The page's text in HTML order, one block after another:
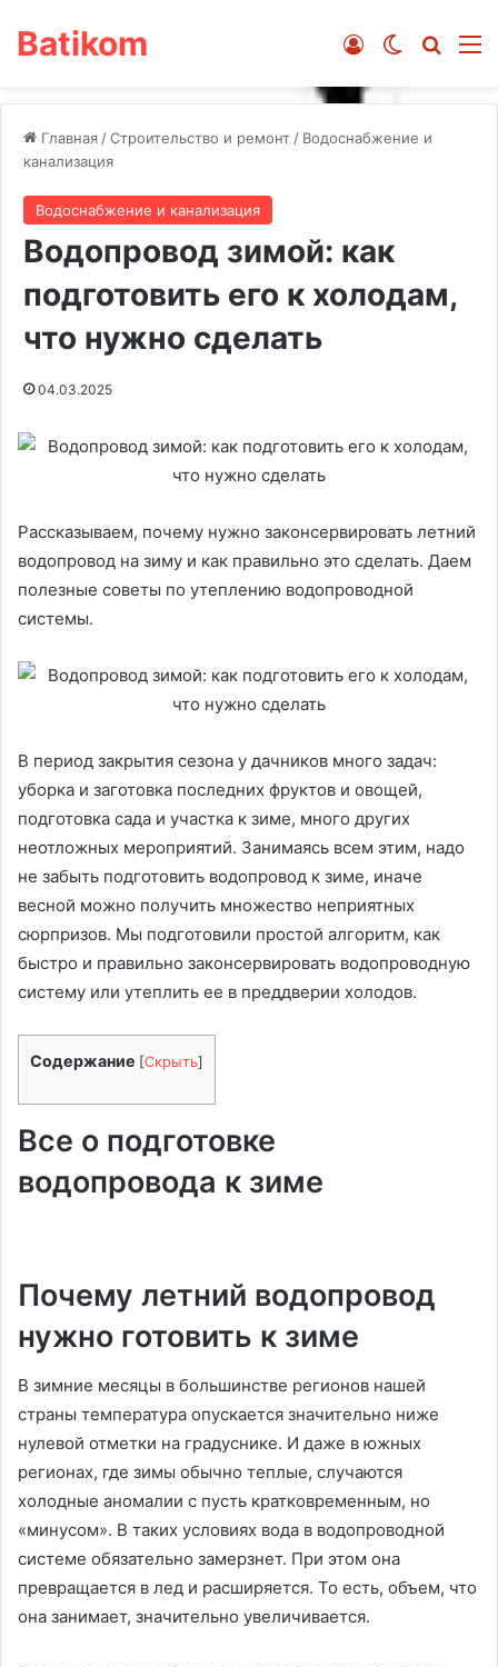
Batikom Switch skin
Войти
Главная /Строительство и ремонт / Водоснабжение и
канализация
Водоснабжение и канализация
Водопровод зимой: как
подготовить его к холодам,
что нужно сделать
04.03.2025
Рассказываем, почему нужно законсервировать летний
водопровод на зиму и как правильно это сделать. Даем
полезные советы по утеплению водопроводной
системы.
В период закрытия сезона у дачников много задач:
уборка и заготовка последних фруктов и овощей,
подготовка сада и участка к зиме, много других
неотложных мероприятий. Занимаясь всем этим, надо
не забыть подготовить водопровод к зиме, иначе
весной можно получить множество неприятных
сюрпризов. Мы подготовили простой алгоритм, как
быстро и правильно законсервировать водопроводную
систему или утеплить ее в преддверии холодов.
Содержание [Скрыть]
Все о подготовке
водопровода к зиме
Почему летний водопровод
нужно готовить к зиме
В зимние месяцы в большинстве регионов нашей
страны температура опускается значительно ниже
нулевой отметки на градуснике. И даже в южных
регионах, где зимы обычно теплые, случаются
холодные аномалии с пусть кратковременным, но
«минусом». В таких условиях вода в водопроводной
системе обязательно замерзнет. При этом она
превращается в лед и расширяется. То есть, объем, что
она занимает, значительно увеличивается.